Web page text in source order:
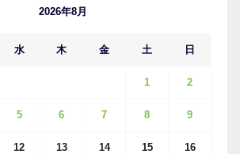
2026年8月
水 木 金 土 日
1 2
5 6 7 8 9
12 13 14 15 16